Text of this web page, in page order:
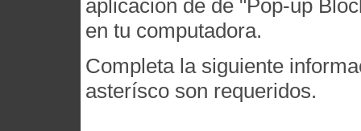
aplicación de de "Pop-up
en tu computadora.
Completa la siguiente
asterísco son requeridos.